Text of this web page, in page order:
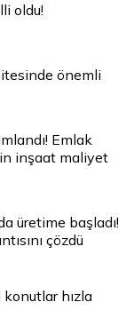
oldu!
önemli
Emlak
inşaat maliyet
üretime başladı!
çözdü
hızla